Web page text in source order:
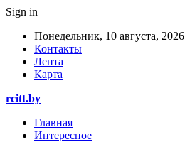
Sign in
Понедельник, 10 августа, 2026
Контакты
Лента
Карта
rcitt.by
Главная
Интересное